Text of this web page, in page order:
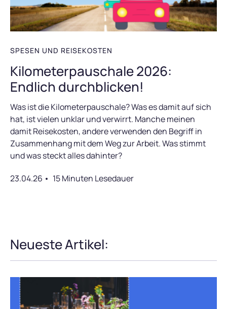
SPESEN UND REISEKOSTEN
Kilometerpauschale 2026:
Endlich durchblicken!
Was ist die Kilometerpauschale? Was es damit auf sich
hat, ist vielen unklar und verwirrt. Manche meinen
damit Reisekosten, andere verwenden den Begriff in
Zusammenhang mit dem Weg zur Arbeit. Was stimmt
und was steckt alles dahinter?
23.04.26 15 Minuten Lesedauer
Neueste Artikel: